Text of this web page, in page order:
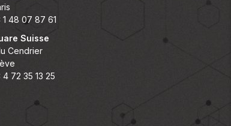
1 48 07 87 61
Suisse
Cendrier
4 72 35 13 25